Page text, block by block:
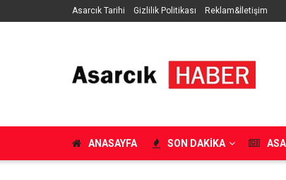
Asarcık Tarihi Gizlilik Politikası Reklam&İletişim
ANASAYFA SON DAKIKA